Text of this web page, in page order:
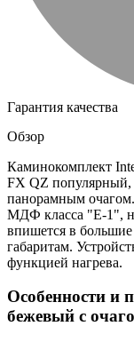
Гарантия качества
Обзор
Каминокомплект
FX QZ
панорамным очагом.
МДФ класса "Е-1",
впишется в
габаритам.
функцией нагрева.
Особенности и
бежевый с